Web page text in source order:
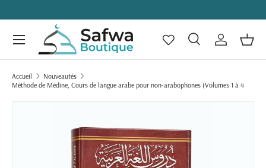
ALLER AU CONTENU
Recherche
Recherche
Se
Menu
Accueil
Nouveautés
Méthode de Médine, Cours de langue arabe pour non-arabophones (Volumes 1 à 4